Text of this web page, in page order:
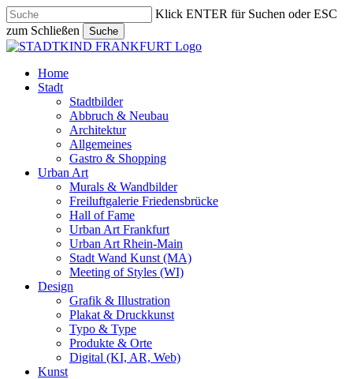
Skip
to
main
content
Klick ENTER für Suchen oder ESC
zum Schließen
Suche
Close
search
Menu
Home
Stadt
Stadtbilder
Abbruch & Neubau
Architektur
Allgemeines
Gastro & Shopping
Urban Art
Murals & Wandbilder
Freiluftgalerie Friedensbrücke
Hall of Fame
Urban Art Frankfurt
Urban Art Rhein-Main
Stadt Wand Kunst (MA)
Meeting of Styles (WI)
Design
Grafik & Illustration
Plakat & Druckkunst
Typo & Type
Produkte & Orte
Digital (KI, AR, Web)
Kunst